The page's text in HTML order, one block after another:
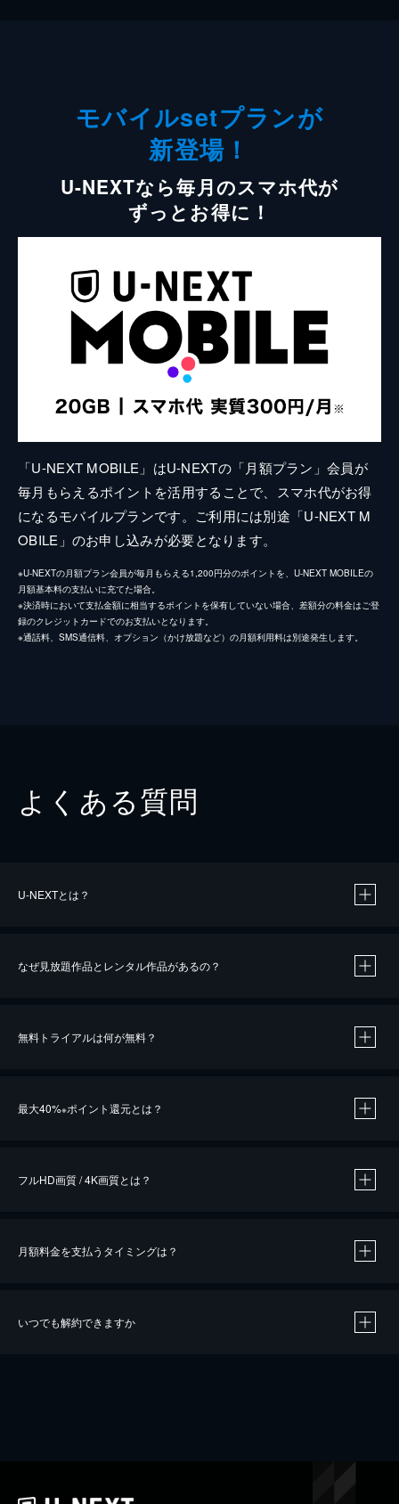
モバイルsetプランが
新登場！
U-NEXTなら毎月のスマホ代が
ずっとお得に！
「U-NEXT MOBILE」はU-NEXTの「月額プラン」会員が
毎月もらえるポイントを活用することで、スマホ代がお得
になるモバイルプランです。ご利用には別途「U-NEXT M
OBILE」のお申し込みが必要となります。
※U-NEXTの月額プラン会員が毎月もらえる1,200円分のポイントを、U-NEXT MOBILEの
月額基本料の支払いに充てた場合。
※決済時において支払金額に相当するポイントを保有していない場合、差額分の料金はご登
録のクレジットカードでのお支払いとなります。
※通話料、SMS通信料、オプション（かけ放題など）の月額利用料は別途発生します。
よくある質問
U-NEXTとは？
なぜ見放題作品とレンタル作品があるの？
無料トライアルは何が無料？
最大40%※ポイント還元とは？
※40％ポイント還元の対象は、クレジットカード決済による作品の購入 / レンタルです。
iOSアプリのUコイン決済による作品の購入 / レンタルは、20％のポイント還元です。
フルHD画質 / 4K画質とは？
月額料金を支払うタイミングは？
いつでも解約できますか